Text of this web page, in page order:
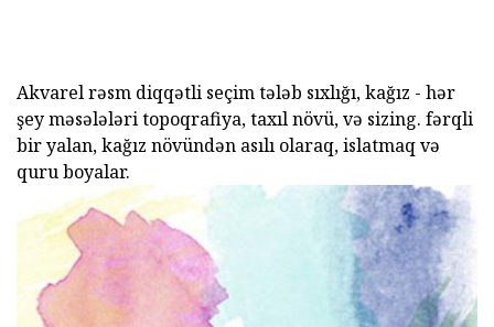
Akvarel rəsm diqqətli seçim tələb sıxlığı, kağız - hər
şey məsələləri topoqrafiya, taxıl növü, və sizing. fərqli
bir yalan, kağız növündən asılı olaraq, islatmaq və
quru boyalar.